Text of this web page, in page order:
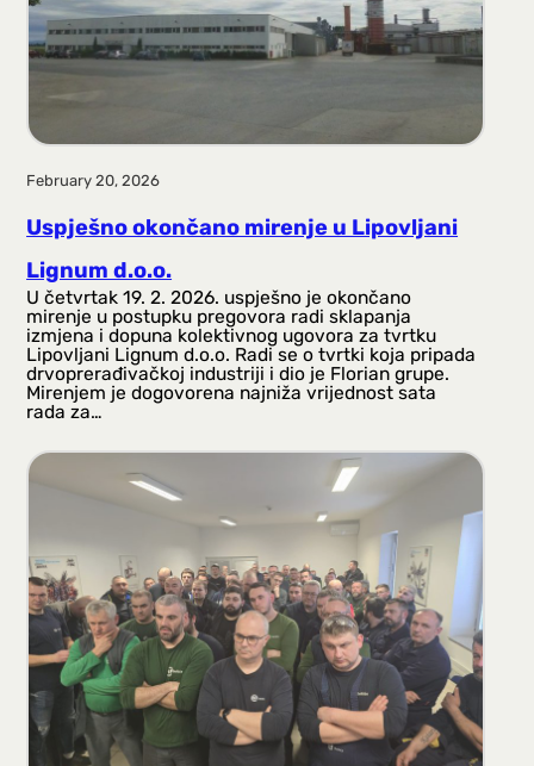
February 20, 2026
Uspješno okončano mirenje u Lipovljani
Lignum d.o.o.
U četvrtak 19. 2. 2026. uspješno je okončano
mirenje u postupku pregovora radi sklapanja
izmjena i dopuna kolektivnog ugovora za tvrtku
Lipovljani Lignum d.o.o. Radi se o tvrtki koja pripada
drvoprerađivačkoj industriji i dio je Florian grupe.
Mirenjem je dogovorena najniža vrijednost sata
rada za…